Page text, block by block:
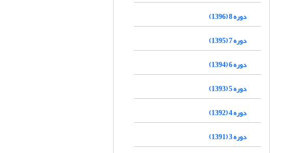
دوره 8 (1396)
دوره 7 (1395)
دوره 6 (1394)
دوره 5 (1393)
دوره 4 (1392)
دوره 3 (1391)